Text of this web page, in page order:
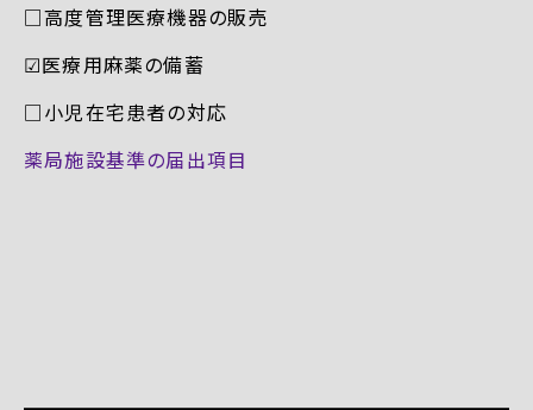
□高度管理医療機器の販売
☑︎医療用麻薬の備蓄
□小児在宅患者の対応
薬局施設基準の届出項目